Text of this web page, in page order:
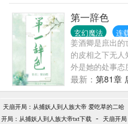
现了，一言不
无敌天下时，意
天，小公主站在
潮，她绝望的开
尊魔神般的恐
众生。全场静
地。.........
第一辞色
玄幻魔法 连
姜酒卿是庶出
的皮相之下无
外是她的处事
有个白月光，
九州第一说客
着，白月光之所
也永远也不会
最新： 第81章
天崩开局：从捕妖人到人族大帝 爱吃草的二哈
开局：从捕妖人到人族大帝txt下载 - 天崩开